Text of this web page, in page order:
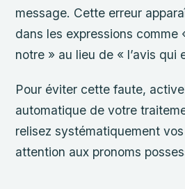
message. Cette erreur
dans les expressions comme
notre » au lieu de « l’avis qui
Pour éviter cette faute,
automatique de votre
relisez systématiquement
attention aux pronoms